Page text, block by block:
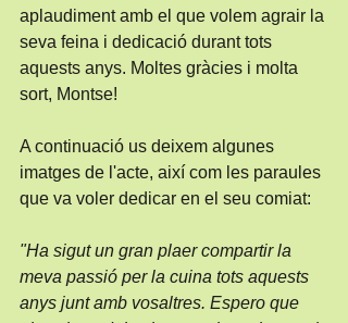
aplaudiment amb el que volem agrair la
seva feina i dedicació durant tots
aquests anys. Moltes gràcies i molta
sort, Montse!
A continuació us deixem algunes
imatges de l'acte, així com les paraules
que va voler dedicar en el seu comiat:
"Ha sigut un gran plaer compartir la
meva passió per la cuina tots aquests
anys junt amb vosaltres. Espero que